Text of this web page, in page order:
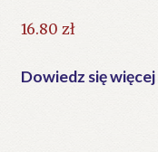
16.80 zł
Dowiedz się więcej